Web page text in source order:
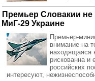
Премьер Словакии не
МиГ-29 Украине
Премьер-
внимание на
находящаяся
рискованна и
российских
интересуют,